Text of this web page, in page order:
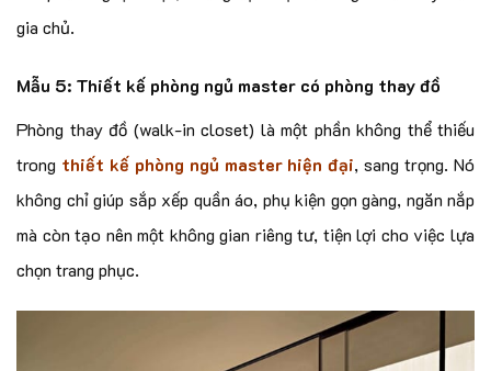
gia chủ.
Mẫu 5: Thiết kế phòng ngủ master có phòng thay đồ
Phòng thay đồ (walk-in closet) là một phần không thể thiếu
trong thiết kế phòng ngủ master hiện đại, sang trọng. Nó
không chỉ giúp sắp xếp quần áo, phụ kiện gọn gàng, ngăn nắp
mà còn tạo nên một không gian riêng tư, tiện lợi cho việc lựa
chọn trang phục.